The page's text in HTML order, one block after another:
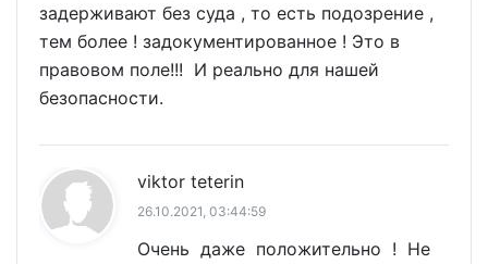
задерживают без суда , то есть подозрение ,
тем более ! задокументированное ! Это в
правовом поле!!! И реально для нашей
безопасности.
viktor teterin
26.10.2021, 03:44:59
Очень даже положительно ! Не